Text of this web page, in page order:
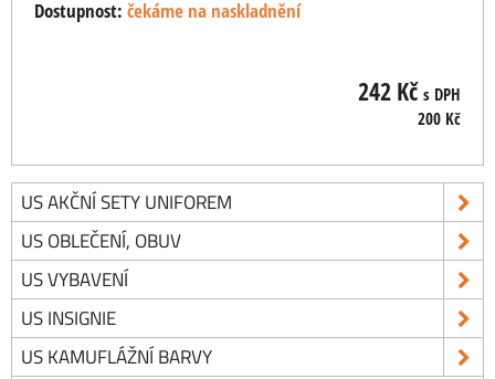
Dostupnost: čekáme na naskladnění
242 Kč s DPH
200 Kč
US AKČNÍ SETY UNIFOREM
US OBLEČENÍ, OBUV
US VYBAVENÍ
US INSIGNIE
US KAMUFLÁŽNÍ BARVY